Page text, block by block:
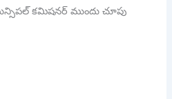
కమిషనర్ ముందు చూపు